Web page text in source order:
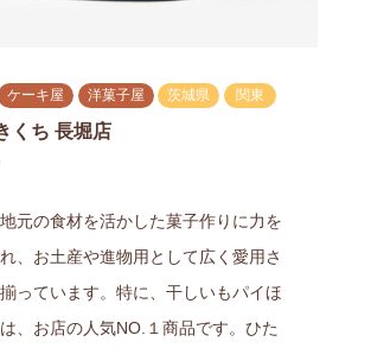
ケーキ屋 洋菓子屋 茨城県 関東
くち 長堀店
元の食材を活かした菓子作りに力を
、お土産や進物用として広く愛用さ
っています。特に、干しいもパイほ
、お店の人気NO.１商品です。ひた